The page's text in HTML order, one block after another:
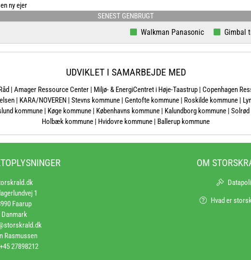
ny ejer
SENEST GENBRUGT
Walkman Panasonic Gimbal til
UDVIKLET I SAMARBEJDE MED
| Amager Ressource Center | Miljø- & EnergiCentret i Høje-Taastrup | Copenhagen
| KARA/NOVEREN | Stevns kommune | Gentofte kommune | Roskilde kommune |
kommune | Køge kommune | Københavns kommune | Kalundborg kommune |
Holbæk kommune | Hvidovre kommune | Ballerup kommune
1
Faarup
Danmark
Rasmussen
27898212
OM
Hvad er